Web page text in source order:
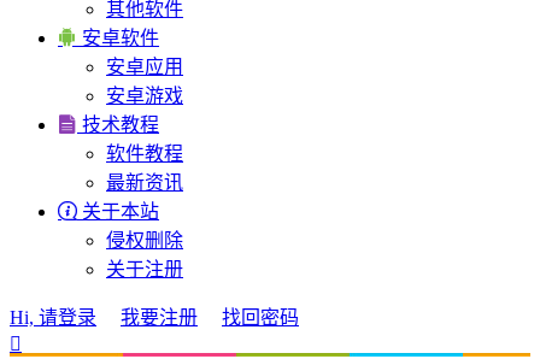
其他软件
 安卓软件
安卓应用
安卓游戏
 技术教程
软件教程
最新资讯
 关于本站
侵权删除
关于注册
Hi, 请登录 我要注册
找回密码
